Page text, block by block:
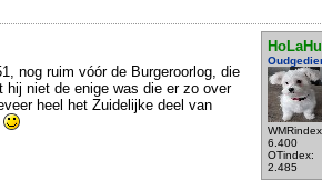
HoLaHu
6.400
OTindex:
2.485
nog ruim vóór de Burgeroorlog, die
hij niet de enige was die er zo over
heel het Zuidelijke deel van